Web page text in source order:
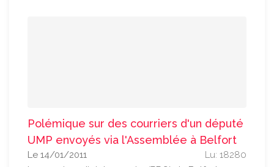
Polémique sur des courriers d'un député
UMP envoyés via l'Assemblée à Belfort
Lu: 18280
Le 14/01/2011